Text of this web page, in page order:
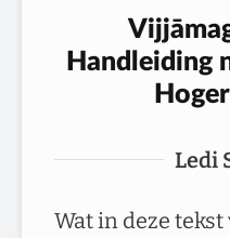
Handleiding
Ledi
Wat in deze tekst